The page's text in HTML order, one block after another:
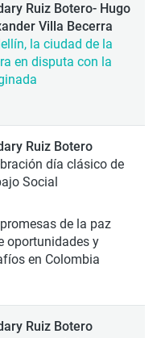
Ruiz Botero- Hugo
Villa Becerra
la ciudad de la
en disputa con la
Ruiz Botero
día clásico de
Social
de la paz
oportunidades y
en Colombia
Ruiz Botero